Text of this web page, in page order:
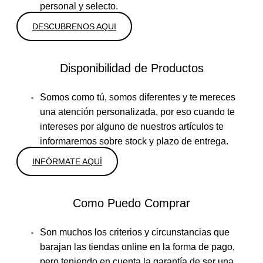
personal y selecto.
DESCUBRENOS AQUI
Disponibilidad de Productos
Somos como tú, somos diferentes y te mereces
una atención personalizada, por eso cuando te
intereses por alguno de nuestros artículos te
informaremos sobre stock y plazo de entrega.
INFÓRMATE AQUÍ
Como Puedo Comprar
Son muchos los criterios y circunstancias que
barajan las tiendas online en la forma de pago,